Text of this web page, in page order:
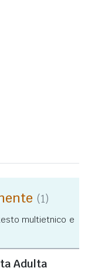
(1)
multietnico e
Adulta